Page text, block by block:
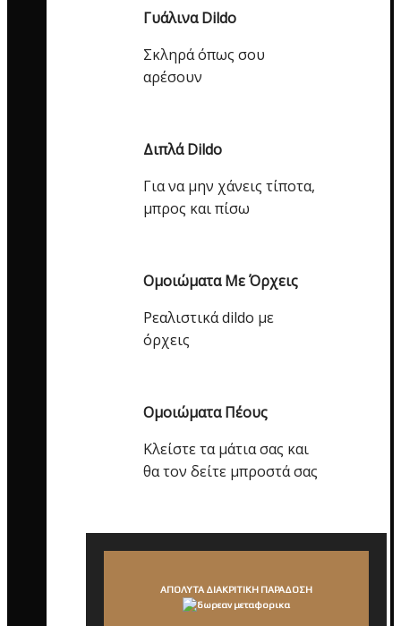
Γυάλινα Dildo
Σκληρά όπως σου
αρέσουν
Διπλά Dildo
Για να μην χάνεις τίποτα,
μπρος και πίσω
Ομοιώματα Με Όρχεις
Ρεαλιστικά dildo με
όρχεις
Ομοιώματα Πέους
Κλείστε τα μάτια σας και
θα τον δείτε μπροστά σας
ΑΠΟΛΥΤΑ ΔΙΑΚΡΙΤΙΚΗ ΠΑΡΑΔΟΣΗ